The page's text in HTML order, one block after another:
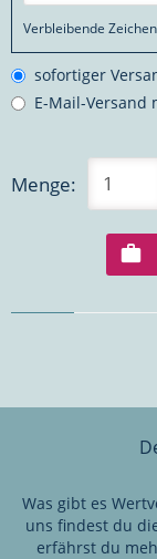
Verbleibende
sofortiger
E-Mail-
Menge:
Was gibt es
uns findest du
erfährst du